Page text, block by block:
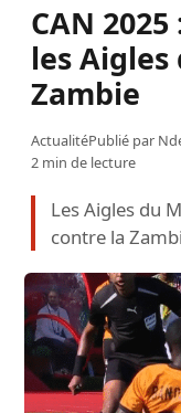
CAN
les
Zambie
ActualitéPublié par
2 min de lecture
Les Aigles du
contre la